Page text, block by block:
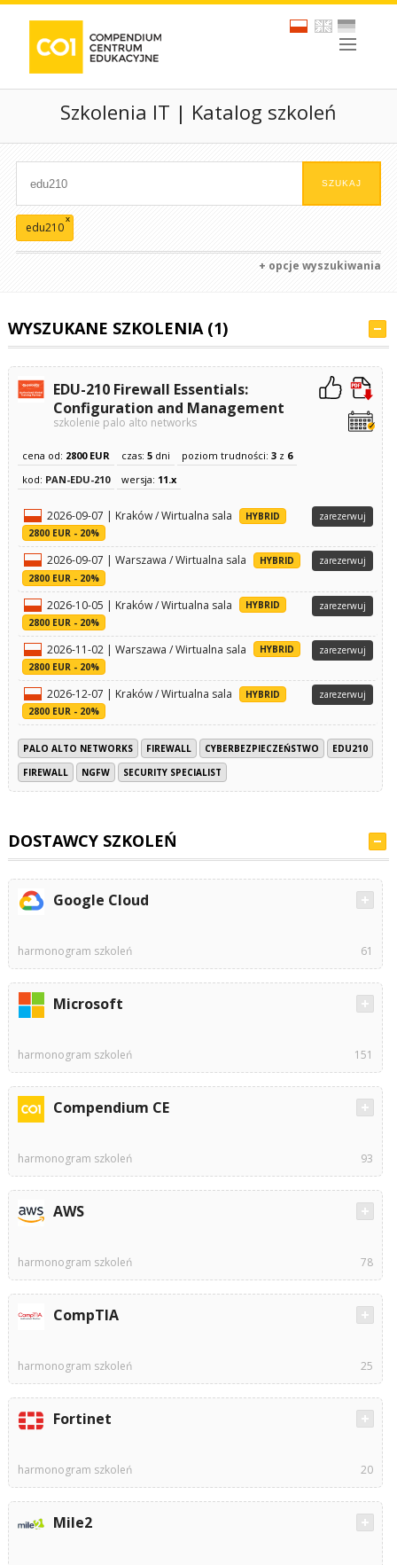
Szkolenia IT | Katalog szkoleń
edu210
x
+ opcje wyszukiwania
WYSZUKANE SZKOLENIA (1)
EDU-210 Firewall Essentials:
Configuration and Management
szkolenie palo alto networks
cena od: 2800 EUR czas: 5dni poziom trudności: 3z 6
kod: PAN-EDU-210 wersja: 11.x
2026-09-07 | Kraków / Wirtualna sala
HYBRID
2800 EUR - 20%
zarezerwuj
2026-09-07 | Warszawa / Wirtualna sala
HYBRID
2800 EUR - 20%
zarezerwuj
2026-10-05 | Kraków / Wirtualna sala
HYBRID
2800 EUR - 20%
zarezerwuj
2026-11-02 | Warszawa / Wirtualna sala
HYBRID
2800 EUR - 20%
zarezerwuj
2026-12-07 | Kraków / Wirtualna sala
HYBRID
2800 EUR - 20%
zarezerwuj
PALO ALTO NETWORKS FIREWALL CYBERBEZPIECZEŃSTWO
EDU210
FIREWALL
NGFW SECURITY SPECIALIST
DOSTAWCY SZKOLEŃ
Google Cloud
harmonogram szkoleń 61
Microsoft
harmonogram szkoleń 151
Compendium CE
harmonogram szkoleń 93
AWS
harmonogram szkoleń 78
CompTIA
harmonogram szkoleń 25
Fortinet
harmonogram szkoleń 20
Mile2